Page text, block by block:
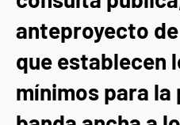
anteproyecto
que establecen
mínimos para